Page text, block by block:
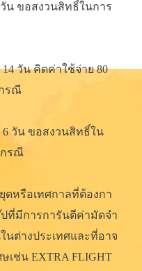
วัน ขอสงวนสิทธิ์ในการ
14 วัน คิดค่าใช้จ่าย 80
รณี
6 วัน ขอสงวนสิทธิ์ใน
กรณี
ดหรือเทศกาลที่ต้องกา
ที่มีการการันตีค่ามัดจำ
ต่างประเทศและที่อาจ
เช่น EXTRA FLIGHT